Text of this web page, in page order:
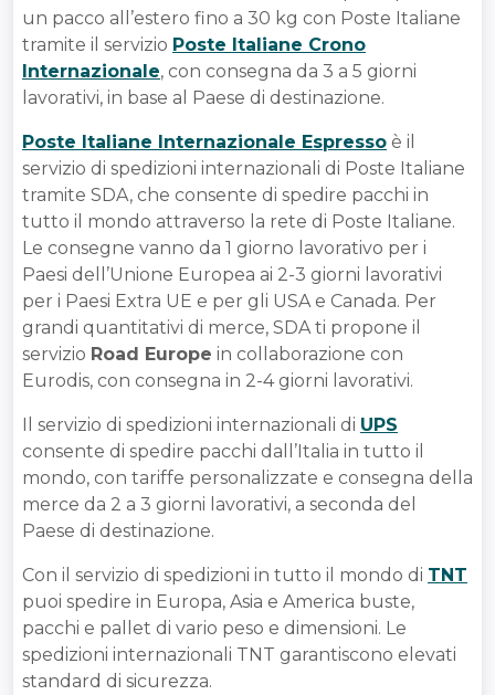
un pacco all’estero fino a 30 kg con Poste Italiane
tramite il servizio Poste Italiane Crono
Internazionale, con consegna da 3 a 5 giorni
lavorativi, in base al Paese di destinazione.
Poste Italiane Internazionale Espresso è il
servizio di spedizioni internazionali di Poste Italiane
tramite SDA, che consente di spedire pacchi in
tutto il mondo attraverso la rete di Poste Italiane.
Le consegne vanno da 1 giorno lavorativo per i
Paesi dell’Unione Europea ai 2-3 giorni lavorativi
per i Paesi Extra UE e per gli USA e Canada. Per
grandi quantitativi di merce, SDA ti propone il
servizio Road Europe in collaborazione con
Eurodis, con consegna in 2-4 giorni lavorativi.
Il servizio di spedizioni internazionali di UPS
consente di spedire pacchi dall’Italia in tutto il
mondo, con tariffe personalizzate e consegna della
merce da 2 a 3 giorni lavorativi, a seconda del
Paese di destinazione.
Con il servizio di spedizioni in tutto il mondo di TNT
puoi spedire in Europa, Asia e America buste,
pacchi e pallet di vario peso e dimensioni. Le
spedizioni internazionali TNT garantiscono elevati
standard di sicurezza.